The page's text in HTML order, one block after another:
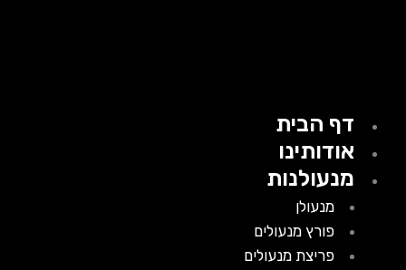
דף הבית
אודותינו
מנעולנות
מנעולן
פורץ מנעולים
פריצת מנעולים